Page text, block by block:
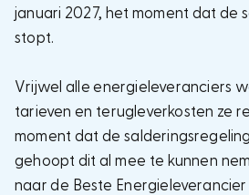
januari 2027, het moment dat de
stopt.
Vrijwel alle energieleveranciers
tarieven en terugleverkosten ze
moment dat de
gehoopt dit al mee te kunnen
naar de Beste